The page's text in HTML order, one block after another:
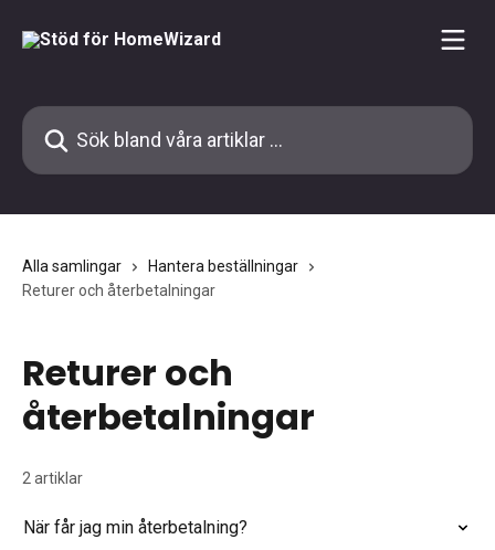
Sök bland våra artiklar …
Alla samlingar
Hantera beställningar
Returer och återbetalningar
Returer och
återbetalningar
2 artiklar
När får jag min återbetalning?